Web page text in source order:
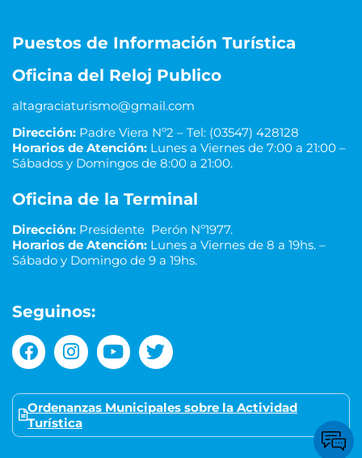
Puestos de Información Turística
Oficina del Reloj Publico
altagraciaturismo@gmail.com
Dirección: Padre Viera Nº2 – Tel: (03547) 428128
Horarios de Atención: Lunes a Viernes de 7:00 a 21:00 –
Sábados y Domingos de 8:00 a 21:00.
Oficina de la Terminal
Dirección: Presidente Perón Nº1977.
Horarios de Atención: Lunes a Viernes de 8 a 19hs. –
Sábado y Domingo de 9 a 19hs.
Seguinos:
Ordenanzas Municipales sobre la Actividad
Turística